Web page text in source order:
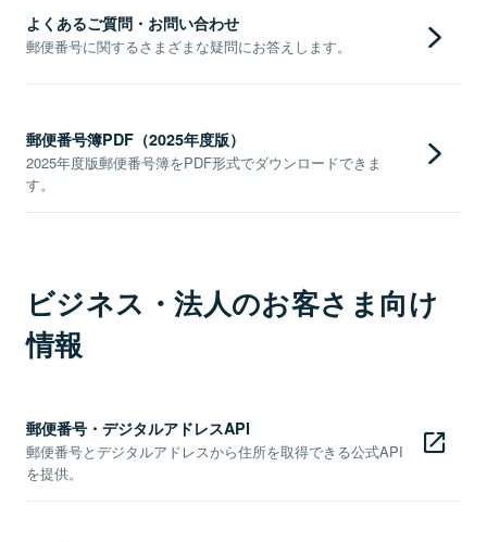
よくあるご質問・お問い合わせ
郵便番号に関するさまざまな疑問にお答えします。
郵便番号簿PDF（2025年度版）
2025年度版郵便番号簿をPDF形式でダウンロードできま
す。
ビジネス・法人のお客さま向け
情報
郵便番号・デジタルアドレスAPI
郵便番号とデジタルアドレスから住所を取得できる公式API
を提供。